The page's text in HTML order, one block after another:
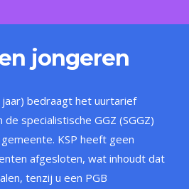
jongeren
bedraagt het uurtarief
specialistische GGZ (SGGZ)
KSP heeft geen
afgesloten, wat inhoudt dat
tenzij u een PGB